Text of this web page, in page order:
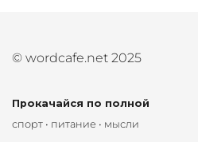
© wordcafe.net 2025
Прокачайся по полной
спорт • питание • мысли